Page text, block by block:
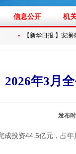
信息公开 机
【新华日报 】安澜
2026年3月
发布
成投资44.5亿元，占